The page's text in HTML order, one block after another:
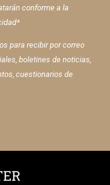
conforme a la
para recibir por correo
boletines de noticias,
cuestionarios de